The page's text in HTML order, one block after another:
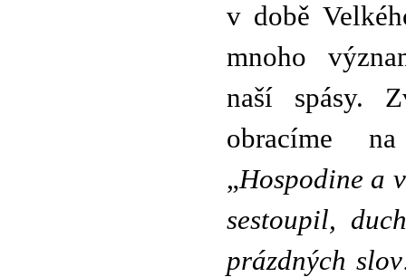
v době
mnoho
naší spásy.
obracíme
„Hospodine a
sestoupil,
prázdných